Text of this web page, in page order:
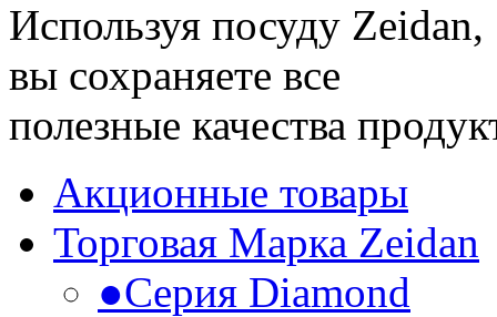
Используя посуду Zeidan,
вы сохраняете все
полезные качества
Акционные товары
Торговая Марка Zeidan
●Серия Diamond